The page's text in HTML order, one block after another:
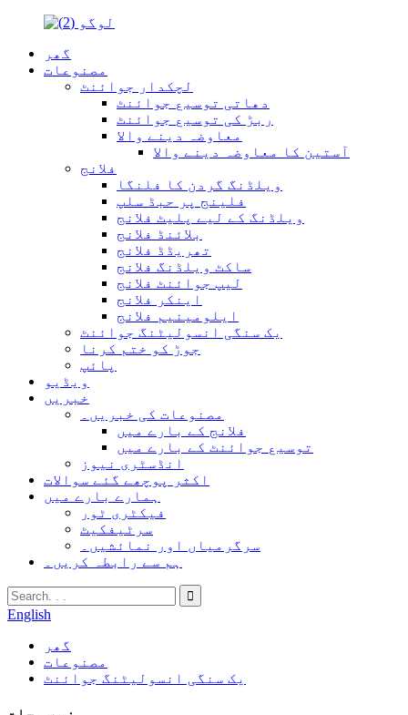
گھر
مصنوعات
لچکدار جوائنٹ
دھاتی توسیع جوائنٹ
ربڑ کی توسیع جوائنٹ
معاوضہ دینے والا
آستین کا معاوضہ دینے والا
فلانج
ویلڈنگ گردن کا فلنگا
فلینج پر حبڈ سلپ
ویلڈنگ کے لیے پلیٹ فلانج
بلائنڈ فلانج
تھریڈڈ فلانج
ساکٹ ویلڈنگ فلانج
لیپ جوائنٹ فلانج
اینکر فلانج
ایلومینیم فلانج
یک سنگی انسولیٹنگ جوائنٹ
جوڑ کو ختم کرنا
پائپ
ویڈیو
خبریں
مصنوعات کی خبریں۔
فلانج کے بارے میں
توسیع جوائنٹ کے بارے میں
انڈسٹری نیوز
اکثر پوچھے گئے سوالات
ہمارے بارے میں
فیکٹری ٹور
سرٹیفکیٹ
سرگرمیاں اور نمائشیں۔
ہم سے رابطہ کریں۔
English
گھر
مصنوعات
یک سنگی انسولیٹنگ جوائنٹ